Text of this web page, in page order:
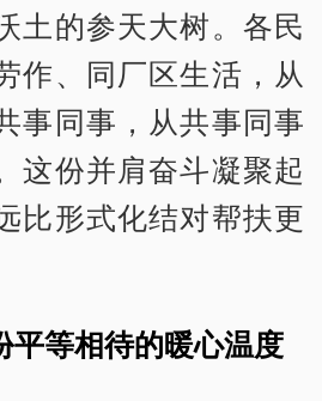
土的参天大树。各民
作、同厂区生活，从
事同事，从共事同事
这份并肩奋斗凝聚起
比形式化结对帮扶更
平等相待的暖心温度